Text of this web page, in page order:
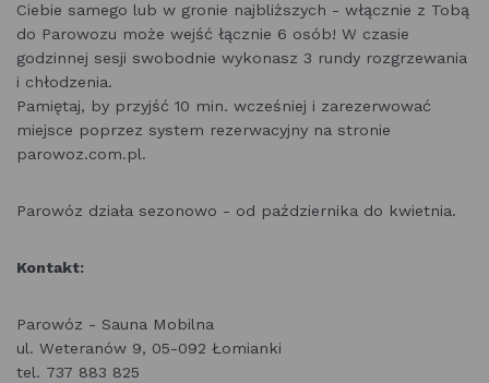
Ciebie samego lub w gronie najbliższych - włącznie z Tobą
do Parowozu może wejść łącznie 6 osób! W czasie
godzinnej sesji swobodnie wykonasz 3 rundy rozgrzewania
i chłodzenia.
Pamiętaj, by przyjść 10 min. wcześniej i zarezerwować
miejsce poprzez system rezerwacyjny na stronie
parowoz.com.pl.
Parowóz działa sezonowo - od października do kwietnia.
Kontakt:
Parowóz - Sauna Mobilna
ul. Weteranów 9, 05-092 Łomianki
tel. 737 883 825